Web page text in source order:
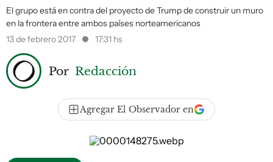
El grupo está en contra del proyecto de Trump de construir un muro
en la frontera entre ambos países norteamericanos
13 de febrero 2017
17:31 hs
Por Redacción
Agregar El Observador en